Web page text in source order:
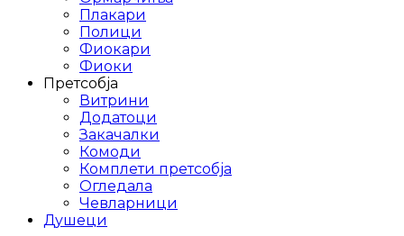
Плакари
Полици
Фиокари
Фиоки
Претсобја
Витрини
Додатоци
Закачалки
Комоди
Комплети претсобја
Огледала
Чевларници
Душеци